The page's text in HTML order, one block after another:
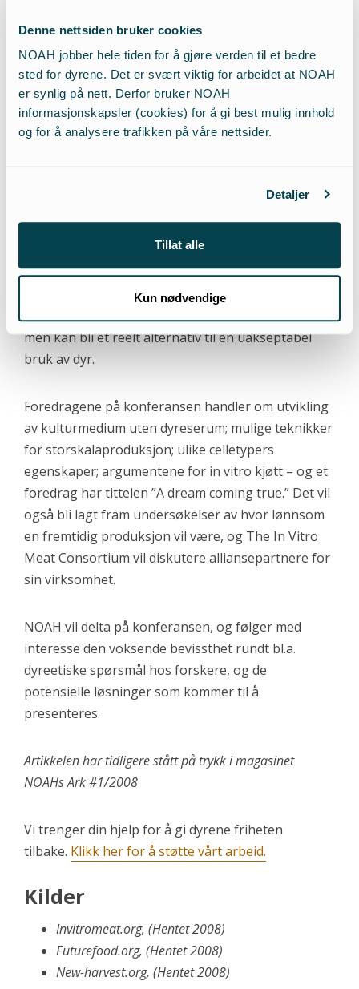
Denne nettsiden bruker cookies
NOAH jobber hele tiden for å gjøre verden til et bedre
sted for dyrene. Det er svært viktig for arbeidet at NOAH
er synlig på nett. Derfor bruker NOAH
informasjonskapsler (cookies) for å gi best mulig innhold
og for å analysere trafikken på våre nettsider.
Detaljer
Tillat alle
Kun nødvendige
selskaper med langt mindre kapital enn
kjøttindustrien. Med in vitro kjøtt stiller det seg
annerledes; her vil deler av kjøttindustrien kunne få
tilgang til et råmateriale som ikke har de negative
implikasjoner som kjøtt fra drepte dyr, og som
dessuten kan komme til å være billigere. Winston
vil vi unnslippe absurditeten ved å avle opp en hel
passende medium”, men hittil har in vitro kjøtt ikke
blitt sett på som mer enn en visjon for spesielt
interesserte. Konferansen ved UMB signaliserer at
in vitro kjøtt ikke lenger er en science fiction idé,
men kan bli et reelt alternativ til en uakseptabel
bruk av dyr.
Foredragene på konferansen handler om utvikling
av kulturmedium uten dyreserum; mulige teknikker
for storskalaproduksjon; ulike celletypers
egenskaper; argumentene for in vitro kjøtt – og et
foredrag har tittelen ”A dream coming true.” Det vil
også bli lagt fram undersøkelser av hvor lønnsom
en fremtidig produksjon vil være, og The In Vitro
Meat Consortium vil diskutere alliansepartnere for
sin virksomhet.
NOAH vil delta på konferansen, og følger med
interesse den voksende bevissthet rundt bl.a.
dyreetiske spørsmål hos forskere, og de
potensielle løsninger som kommer til å
presenteres.
Artikkelen har tidligere stått på trykk i magasinet
NOAHs Ark #1/2008
Vi trenger din hjelp for å gi dyrene friheten
tilbake. Klikk her for å støtte vårt arbeid.
Kilder
Invitromeat.org, (Hentet 2008)
Futurefood.org, (Hentet 2008)
New-harvest.org, (Hentet 2008)